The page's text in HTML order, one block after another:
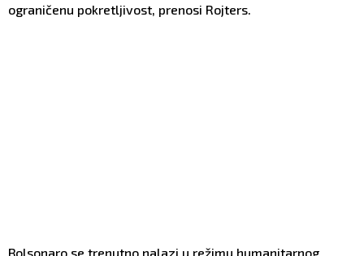
ograničenu pokretljivost, prenosi Rojters.
Bolsonaro se trenutno nalazi u režimu humanitarnog